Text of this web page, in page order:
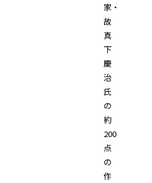
家・
故
真
下
慶
治
氏
の
約
200
点
の
作